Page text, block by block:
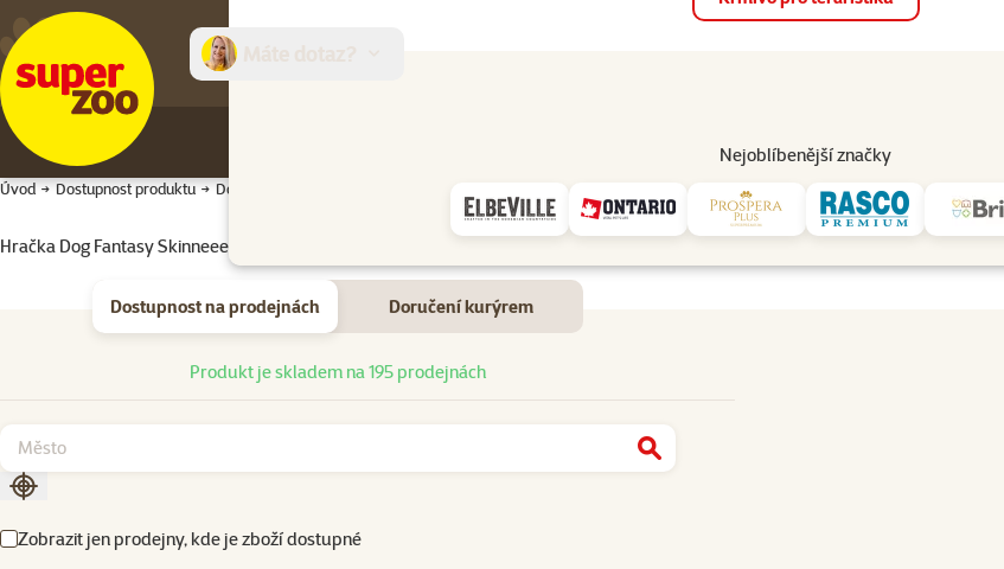
Nejoblíbenější značky
Prodejny Služby
Úvod Dostupnost produktu Dostupnost produktu
Dostupnost a doručení
Hračka Dog Fantasy Skinneeez s provazem mýval 35cm
Dostupnost na prodejnách Doručení kurýrem
Dostupnost na prodejnáchProdukt je skladem na 195 prodejnách
Najít
Seřadit podle aktuální polohy
Zobrazit jen prodejny, kde je zboží dostupné